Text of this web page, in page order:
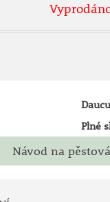
Plné
Návod na